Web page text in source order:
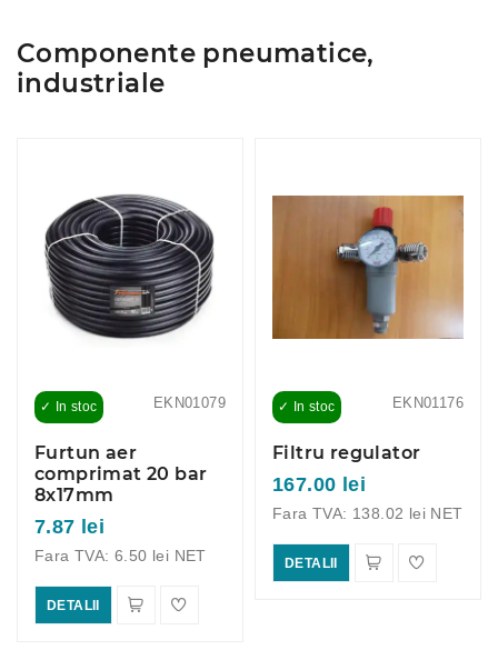
Componente pneumatice,
industriale
EKN01079
✓ In stoc
Furtun aer
comprimat 20 bar
8x17mm
7.87 lei
Fara TVA: 6.50 lei NET
DETALII
EKN01176
✓ In stoc
Filtru regulator
167.00 lei
Fara TVA: 138.02 lei NET
DETALII